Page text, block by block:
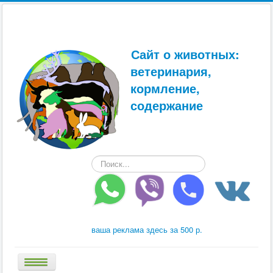
Сайт о животных:
ветеринария,
кормление,
содержание
Искать...
ваша реклама здесь за 500 р.